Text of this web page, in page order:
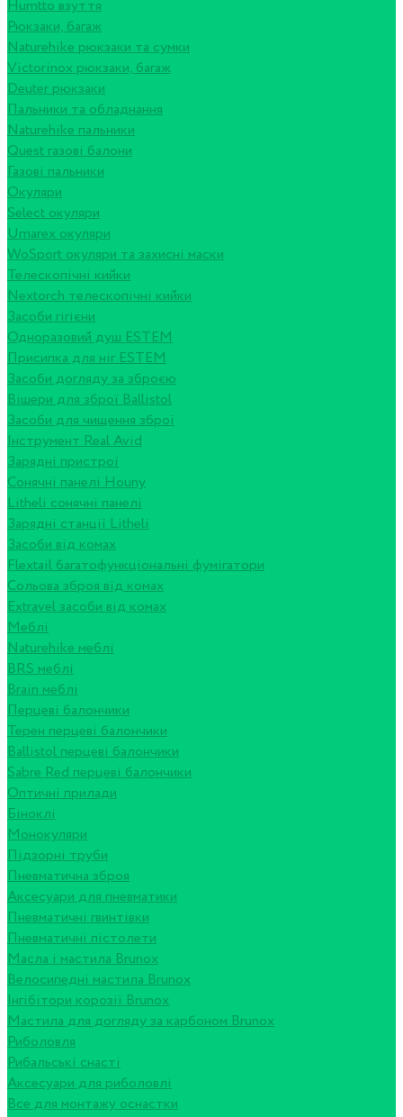
Humtto взуття
Рюкзаки, багаж
Naturehike рюкзаки та сумки
Victorinox рюкзаки, багаж
Deuter рюкзаки
Пальники та обладнання
Naturehike пальники
Quest газові балони
Газові пальники
Окуляри
Select окуляри
Umarex окуляри
WoSport окуляри та захисні маски
Телескопічні кийки
Nextorch телескопічні кийки
Засоби гігієни
Одноразовий душ ESTEM
Присипка для ніг ESTEM
Засоби догляду за зброєю
Вішери для зброї Ballistol
Засоби для чищення зброї
Інструмент Real Avid
Зарядні пристрої
Сонячні панелі Houny
Litheli сонячні панелі
Зарядні станції Litheli
Засоби від комах
Flextail багатофункціональні фумігатори
Сольова зброя від комах
Extravel засоби від комах
Меблі
Naturehike меблі
BRS меблі
Brain меблі
Перцеві балончики
Терен перцеві балончики
Ballistol перцеві балончики
Sabre Red перцеві балончики
Оптичні прилади
Біноклі
Монокуляри
Підзорні труби
Пневматична зброя
Аксесуари для пневматики
Пневматичні гвинтівки
Пневматичні пістолети
Масла і мастила Brunox
Велосипедні мастила Brunox
Інгібітори корозії Brunox
Мастила для догляду за карбоном Brunox
Риболовля
Рибальські снасті
Аксесуари для риболовлі
Все для монтажу оснастки